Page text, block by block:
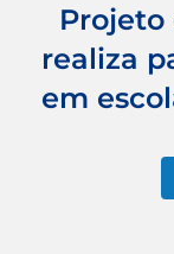
Projeto
realiza
em